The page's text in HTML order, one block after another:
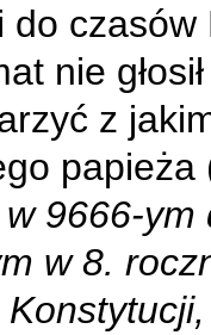
do
nie
z
papieża
9666-
w 8.